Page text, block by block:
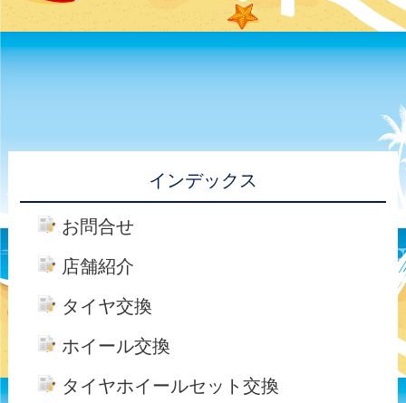
インデックス
お問合せ
店舗紹介
タイヤ交換
ホイール交換
タイヤホイールセット交換